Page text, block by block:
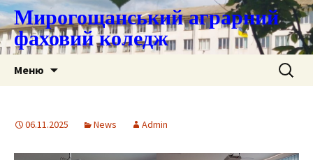
Мирогощанський аграрний
фаховий коледж
Меню Пошук:
06.11.2025 News Admin